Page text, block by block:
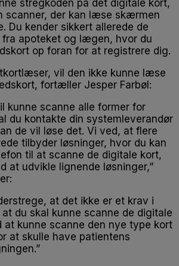
stregkoden på det digitale kort,
scanner, der kan læse skærmen
Du kender sikkert allerede de
fra apoteket og lægen, hvor du
op foran for at registrere dig.
vil den ikke kunne læse
fortæller Jesper Farbøl:
kunne scanne alle former for
du kontakte din systemleverandør
de vil løse det. Vi ved, at flere
tilbyder løsninger, hvor du kan
til at scanne de digitale kort,
at udvikle lignende løsninger,”
at det ikke er et krav i
du skal kunne scanne de digitale
at kunne scanne den nye type kort
at skulle have patientens